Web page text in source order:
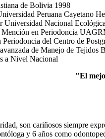
de Bolivia 1998
Peruana Cayetano
Universidad Nacional Ecológica
en Periodoncia
del Centro de
de Manejo de Tejidos
a Nivel Nacional
"El
son cariñosos siempre
y 6 años como